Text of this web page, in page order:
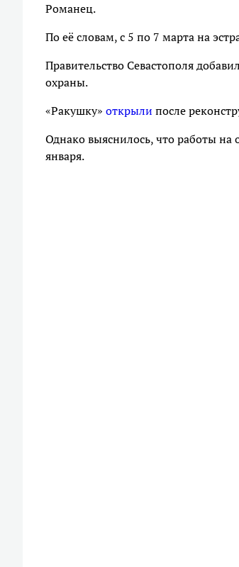
Романец.
По её словам, с 5 по 7 марта на
Правительство Севастополя
охраны.
«Ракушку» открыли после
Однако выяснилось, что работы на
января.